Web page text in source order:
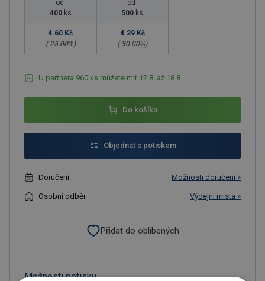
od
400 ks
4.60 Kč
(-25.00%)
od
500 ks
4.29 Kč
(-30.00%)
U partnera 960 ks můžete mít 12.8. až 18.8.
Do košíku
Objednat s potiskem
Doručení Možnosti doručení »
Osobní odběr Výdejní místa »
Přidat do oblíbených
Možnosti potisku